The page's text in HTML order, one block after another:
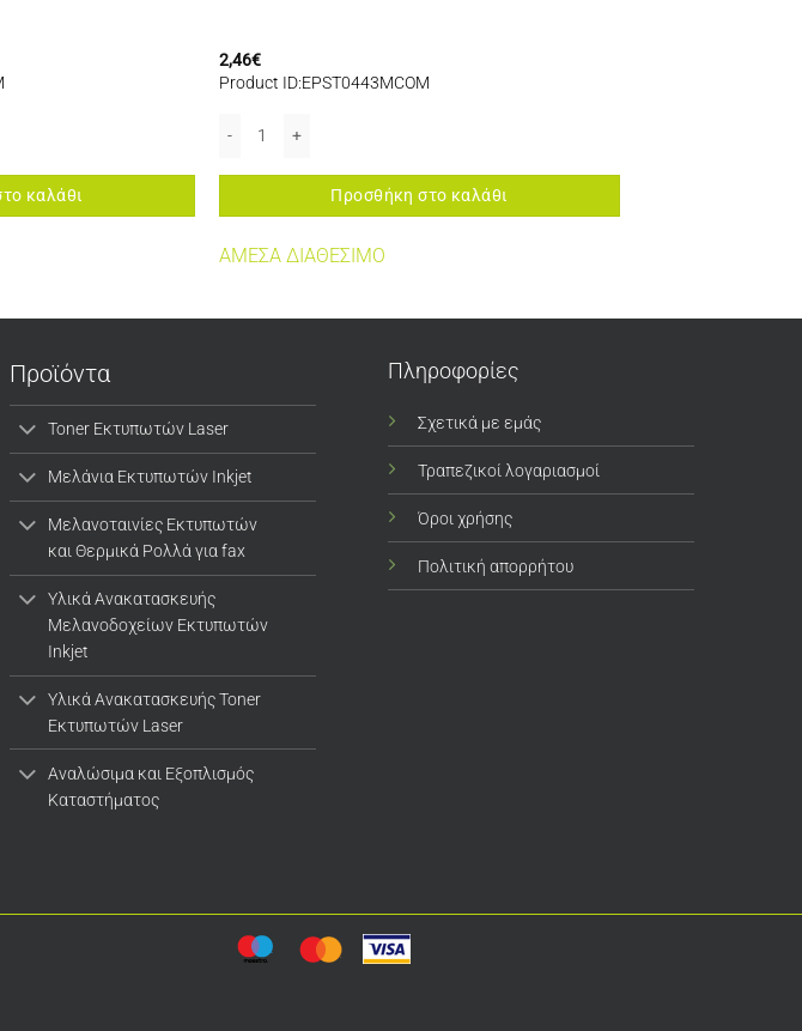
καλάθι
2,46€
Product ID:EPST0443MCOM
Προσθήκη στο καλάθι
ΑΜΕΣΑ ΔΙΑΘΕΣΙΜΟ
Προϊόντα
Toner Εκτυπωτών Laser
Μελάνια Εκτυπωτών Inkjet
Μελανοταινίες Εκτυπωτών
και Θερμικά Ρολλά για fax
Υλικά Ανακατασκευής
Μελανοδοχείων Εκτυπωτών
Inkjet
Υλικά Ανακατασκευής Toner
Εκτυπωτών Laser
Αναλώσιμα και Εξοπλισμός
Καταστήματος
Πληροφορίες
Σχετικά με εμάς
Τραπεζικοί λογαριασμοί
Όροι χρήσης
Πολιτική απορρήτου